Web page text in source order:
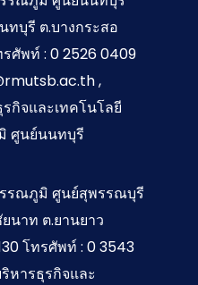
ทบุรี ต.บางกระสอ
รศัพท์ : 0 2526 0409
,
กิจและเทคโนโลยี
ศูนย์นนทบุรี
รณภูมิ ศูนย์สุพรรณบุรี
นาท ต.ยานยาว
โทรศัพท์ : 0 3543
หารธุรกิจและ